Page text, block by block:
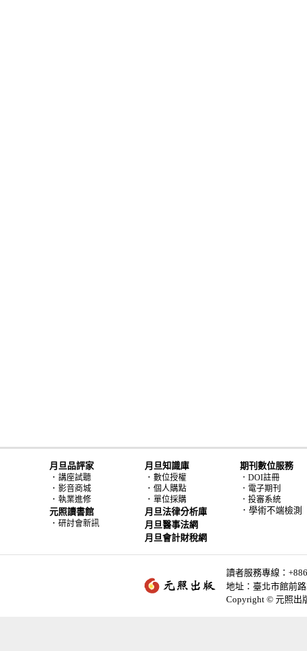
月旦品評家
． 講座試聽
． 影音商城
． 執業進修
元照讀書館
． 研討會新訊
月旦知識庫
． 數位授權
． 個人購點
． 單位採購
月旦法律分析庫
月旦醫事法網
月旦會計財稅網
期刊數位服務
．DOI註冊
．電子期刊
．投審系統
．學術不端檢測
讀者服務專線：
地址：臺北市館前
Copyright © 元照出